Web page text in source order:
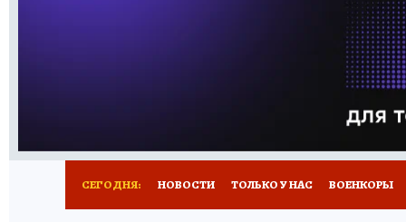
НОВОЕ
СЕГОДНЯ: НОВОСТИ ТОЛЬКО У НАС ВОЕНКОРЫ